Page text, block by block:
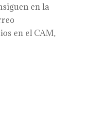
en la
en el CAM,